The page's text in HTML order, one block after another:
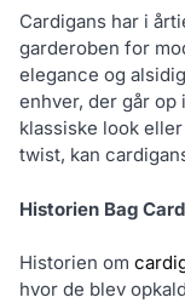
Cardigans har i
garderoben for
elegance og
enhver, der går
klassiske look
twist, kan
Historien Bag
Historien om
hvor de blev